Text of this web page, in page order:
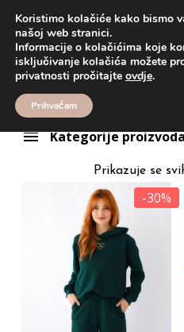
Proizvodi vezeni
vezeni
Kategorije
Prikazuje se
-30%
Koristimo kolačiće kako bismo
našoj web stranici.
Informacije o kolačićima koje
isključivanje kolačića možete
privatnosti pročitajte ovdje.
Prihvaćam